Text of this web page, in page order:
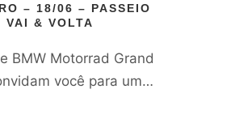
– 18/06 – PASSEIO
VAI & VOLTA
BMW Motorrad Grand
você para um…